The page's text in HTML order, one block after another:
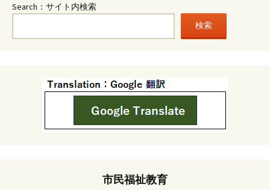
Search：サイト内検索
検索
市民福祉教育